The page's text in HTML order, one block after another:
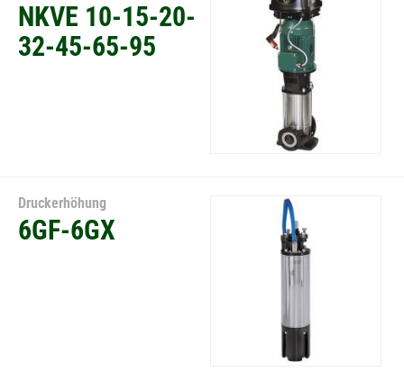
NKVE 10-15-20-
32-45-65-95
Druckerhöhung
6GF-6GX